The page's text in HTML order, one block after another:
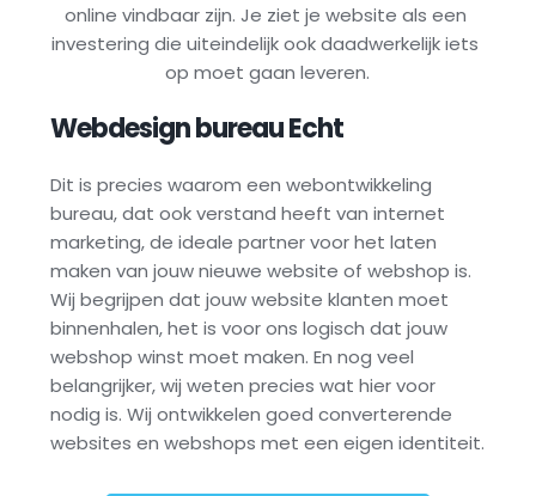
online vindbaar zijn. Je ziet je website als een
investering die uiteindelijk ook daadwerkelijk iets
op moet gaan leveren.
Webdesign bureau Echt
Dit is precies waarom een webontwikkeling
bureau, dat ook verstand heeft van internet
marketing, de ideale partner voor het laten
maken van jouw nieuwe website of webshop is.
Wij begrijpen dat jouw website klanten moet
binnenhalen, het is voor ons logisch dat jouw
webshop winst moet maken. En nog veel
belangrijker, wij weten precies wat hier voor
nodig is. Wij ontwikkelen goed converterende
websites en webshops met een eigen identiteit.